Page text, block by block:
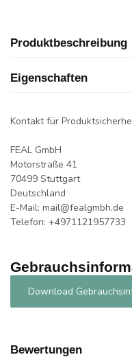
Produktbeschreibung
Eigenschaften
Kontakt für
FEAL GmbH
Motorstraße 41
70499 Stuttgart
Deutschland
E-Mail: mail@fealgmbh.de
Telefon: +4971121957733
Download
Bewertungen